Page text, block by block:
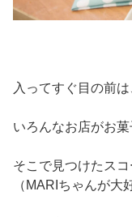
入ってすぐ目の前
いろんなお店がお
そこで見つけたス
（MARIちゃんが大